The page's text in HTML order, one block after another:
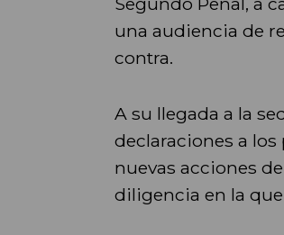
una audiencia de
contra.
A su llegada a la
declaraciones a
nuevas acciones
diligencia en la